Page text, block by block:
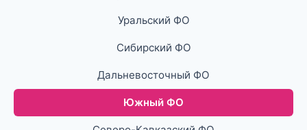
Уральский ФО
Сибирский ФО
Дальневосточный ФО
Южный ФО